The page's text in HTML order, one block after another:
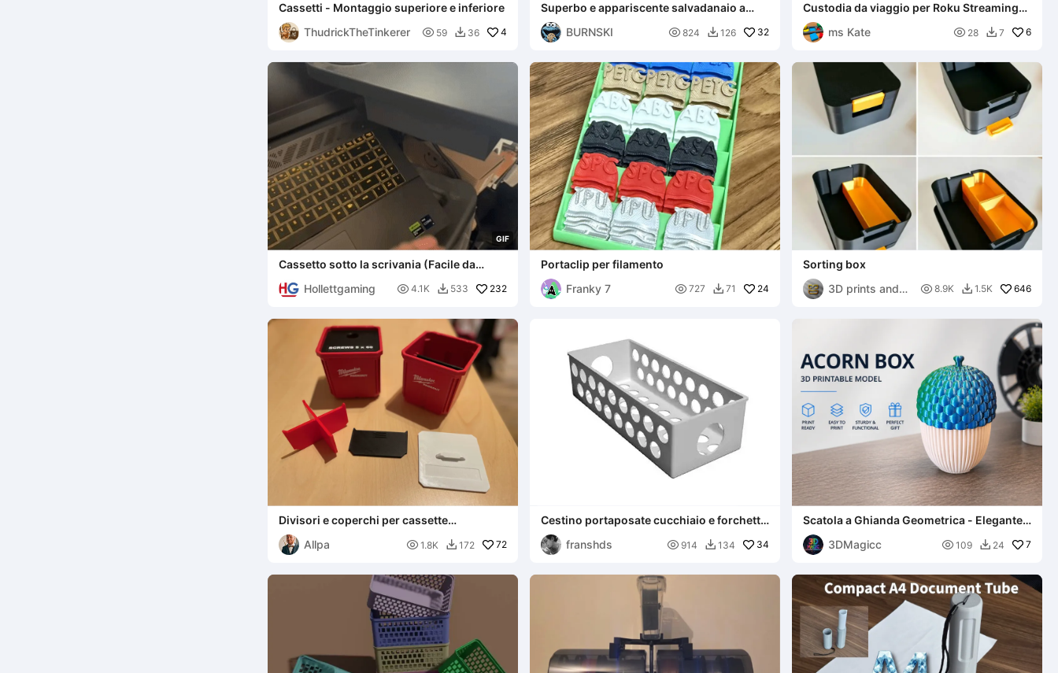
Cassetti - Montaggio superiore e inferiore
ThudrickTheTinkerer
 59  36 4
Superbo e appariscente salvadanaio a
forma di bomba a mano (salvadanaio)
BURNSKI
 824  126 32
Custodia da viaggio per Roku Streaming
Stick 4K
ms Kate
 28  7 6
GIF
Cassetto sotto la scrivania (Facile da
Hollettgaming
 4.1K  533 232
Portaclip per filamento
Franky 7
 727  71 24
Sorting box
3D prints and
 8.9K  1.5K 646
Divisori e coperchi per cassette
Milwaukee Packout // Divisori e coperchi
per cassette Milwaukee Packout
Allpa  1.8K  172 72
Cestino portaposate cucchiaio e forchetta
per cassetto D190 x L80 x A60 mm 36g
franshds
 914  134 34
Scatola a Ghianda Geometrica - Elegante
Organizzatore da Scrivania
3DMagicc
 109  24 7